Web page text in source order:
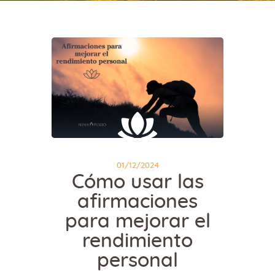
01/12/2024
Cómo usar las
afirmaciones
para mejorar el
rendimiento
personal